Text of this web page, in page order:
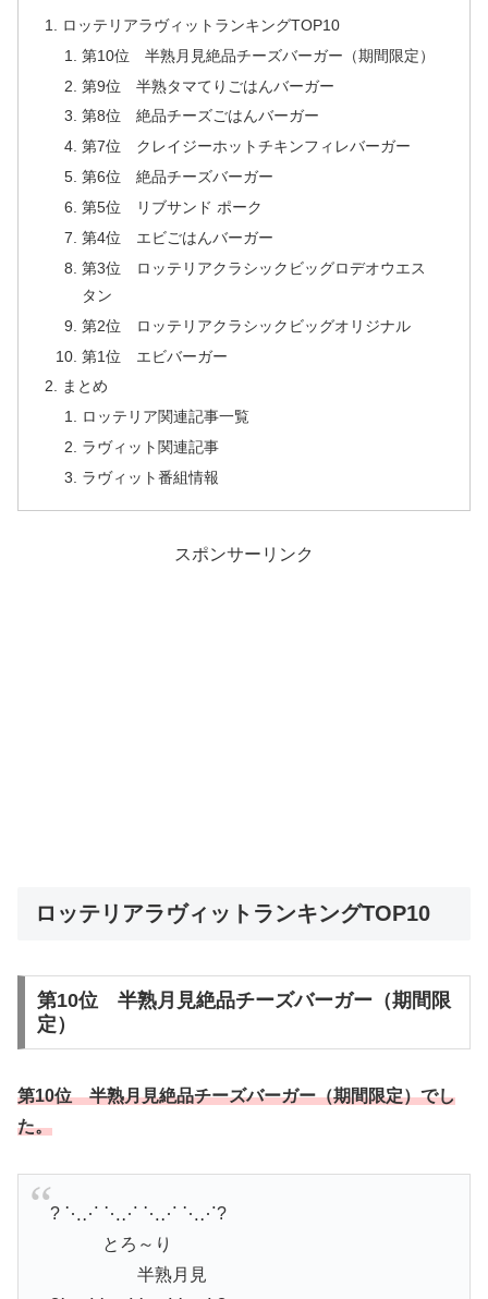
ロッテリアラヴィットランキングTOP10
第10位 半熟月見絶品チーズバーガー（期間限定）
第9位 半熟タマてりごはんバーガー
第8位 絶品チーズごはんバーガー
第7位 クレイジーホットチキンフィレバーガー
第6位 絶品チーズバーガー
第5位 リブサンド ポーク
第4位 エビごはんバーガー
第3位 ロッテリアクラシックビッグロデオウエス
タン
第2位 ロッテリアクラシックビッグオリジナル
第1位 エビバーガー
まとめ
ロッテリア関連記事一覧
ラヴィット関連記事
ラヴィット番組情報
スポンサーリンク
ロッテリアラヴィットランキングTOP10
第10位 半熟月見絶品チーズバーガー（期間限
定）
第10位 半熟月見絶品チーズバーガー（期間限定）でし
た。
? ⋱⋰ ⋱⋰ ⋱⋰ ⋱⋰?
とろ～り
半熟月見